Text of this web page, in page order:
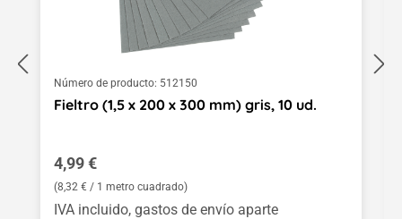
Número de producto: 512150
Fieltro (1,5 x 200 x 300 mm) gris, 10 ud.
Precio normal:
4,99 €
(8,32 € / 1 metro cuadrado)
IVA incluido, gastos de envío aparte